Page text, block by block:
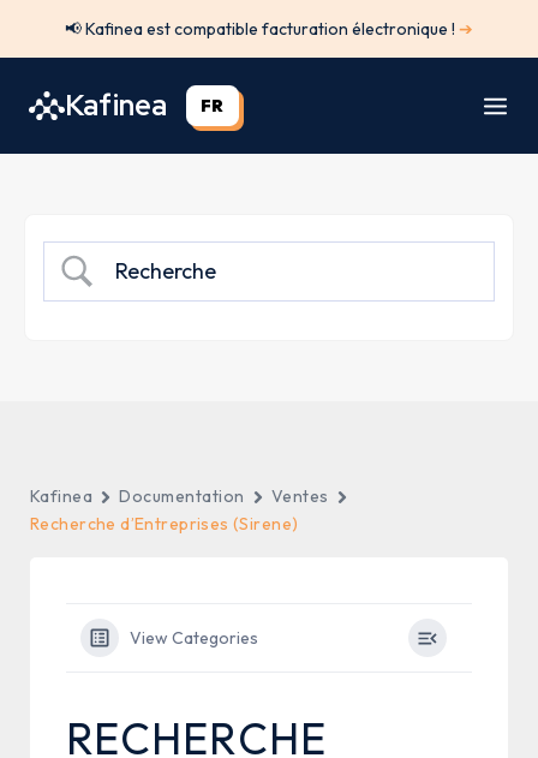
📢 Kafinea est compatible facturation électronique ! ➔
Kafinea FR
Kafinea Documentation
Ventes
Recherche d’Entreprises (Sirene)
View Categories
RECHERCHE